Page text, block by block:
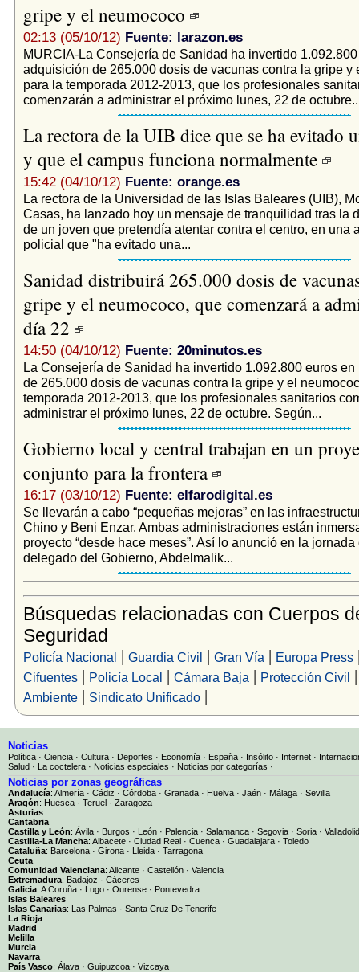
gripe y el neumococo
02:13 (05/10/12) Fuente: larazon.es
MURCIA-La Consejería de Sanidad ha invertido
adquisición de 265.000 dosis de vacunas contra la gripe y
para la temporada 2012-2013, que los profesionales
comenzarán a administrar el próximo lunes, 22 de
La rectora de la UIB dice que se ha evitado
y que el campus funciona normalmente
15:42 (04/10/12) Fuente: orange.es
La rectora de la Universidad de las Islas Baleares (UIB),
Casas, ha lanzado hoy un mensaje de tranquilidad tras la
de un joven que pretendía atentar contra el centro, en una
policial que "ha evitado una...
Sanidad distribuirá 265.000 dosis de
gripe y el neumococo, que comenzará a
día 22
14:50 (04/10/12) Fuente: 20minutos.es
La Consejería de Sanidad ha invertido 1.092.800 euros
de 265.000 dosis de vacunas contra la gripe y el
temporada 2012-2013, que los profesionales sanitarios
administrar el próximo lunes, 22 de octubre. Según...
Gobierno local y central trabajan en un
conjunto para la frontera
16:17 (03/10/12) Fuente: elfarodigital.es
Se llevarán a cabo “pequeñas mejoras” en las
Chino y Beni Enzar. Ambas administraciones están
proyecto “desde hace meses”. Así lo anunció en la jornada
delegado del Gobierno, Abdelmalik...
Búsquedas relacionadas con Cuerpos
Seguridad
Policía Nacional | Guardia Civil | Gran Vía | Europa Press
Cifuentes| Policía Local | Cámara Baja | Protección Civil
Ambiente| Sindicato Unificado|
Noticias
Política · Ciencia · Cultura · Deportes · Economía · España · Insólito · Internet ·
Salud · La coctelera · Noticias especiales · Noticias por categorías ·
Noticias por zonas geográficas
Andalucía: Almería · Cádiz · Córdoba · Granada · Huelva · Jaén · Málaga · Sevilla
Aragón: Huesca · Teruel · Zaragoza
Asturias
Cantabria
Castilla y León: Ávila · Burgos · León · Palencia · Salamanca · Segovia · Soria · Valladolid
Castilla-La Mancha: Albacete · Ciudad Real · Cuenca · Guadalajara · Toledo
Cataluña: Barcelona · Girona · Lleida · Tarragona
Ceuta
Comunidad Valenciana: Alicante · Castellón · Valencia
Extremadura: Badajoz · Cáceres
Galicia: A Coruña · Lugo · Ourense · Pontevedra
Islas Baleares
Islas Canarias: Las Palmas · Santa Cruz De Tenerife
La Rioja
Madrid
Melilla
Murcia
Navarra
País Vasco: Álava · Guipuzcoa · Vizcaya